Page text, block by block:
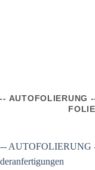
AUTOFOLIERUNG